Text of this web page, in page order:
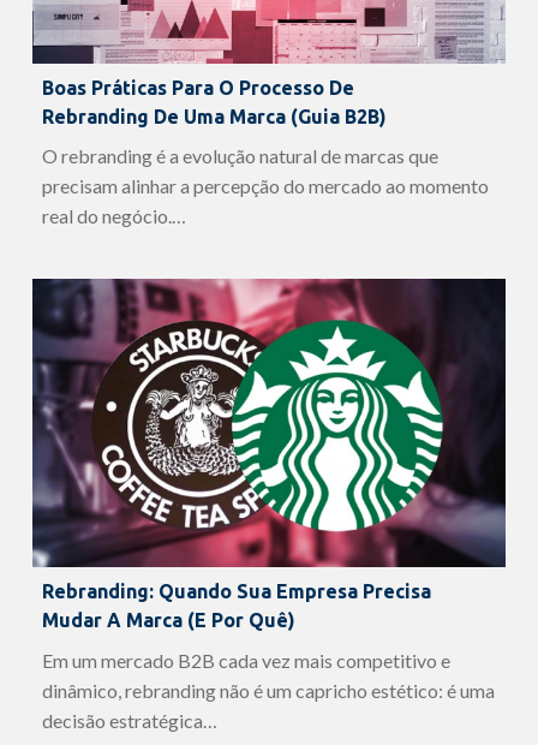
Boas Práticas Para O Processo De
Rebranding De Uma Marca (guia B2B)
O rebranding é a evolução natural de marcas que
precisam alinhar a percepção do mercado ao momento
real do negócio.…
Rebranding: Quando Sua Empresa Precisa
Mudar A Marca (e Por Quê)
Em um mercado B2B cada vez mais competitivo e
dinâmico, rebranding não é um capricho estético: é uma
decisão estratégica…